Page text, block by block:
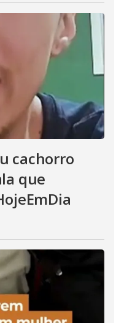
cachorro
que